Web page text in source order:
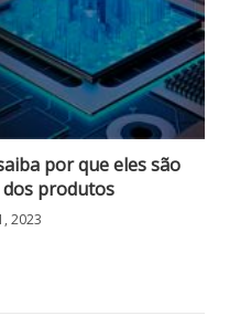
por que eles são
produtos
2023